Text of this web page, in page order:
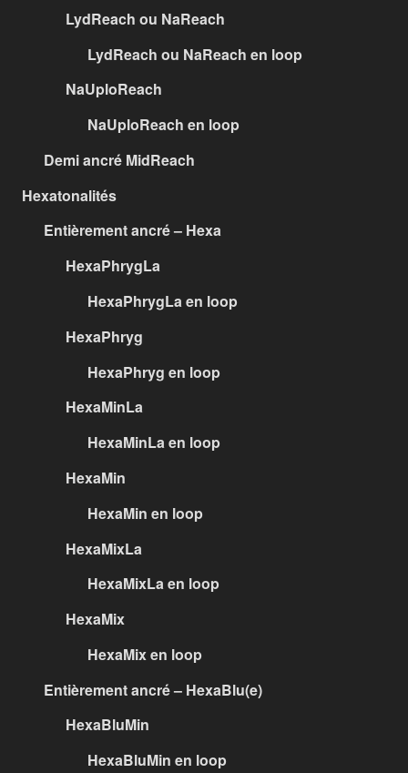
LydReach ou NaReach
LydReach ou NaReach en loop
NaUploReach
NaUploReach en loop
Demi ancré MidReach
Hexatonalités
Entièrement ancré – Hexa
HexaPhrygLa
HexaPhrygLa en loop
HexaPhryg
HexaPhryg en loop
HexaMinLa
HexaMinLa en loop
HexaMin
HexaMin en loop
HexaMixLa
HexaMixLa en loop
HexaMix
HexaMix en loop
Entièrement ancré – HexaBlu(e)
HexaBluMin
HexaBluMin en loop